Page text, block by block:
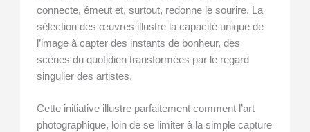
connecte, émeut et, surtout, redonne le sourire. La
sélection des œuvres illustre la capacité unique de
l’image à capter des instants de bonheur, des
scènes du quotidien transformées par le regard
singulier des artistes.
Cette initiative illustre parfaitement comment l’art
photographique, loin de se limiter à la simple capture